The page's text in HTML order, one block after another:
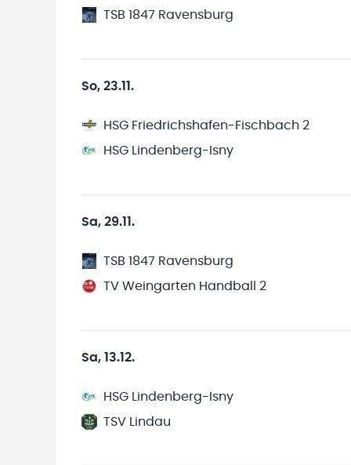
TSB 1847 Ravensburg
So, 23.11.
HSG Friedrichshafen-Fischbach 2
HSG Lindenberg-Isny
Sa, 29.11.
TSB 1847 Ravensburg
TV Weingarten Handball 2
Sa, 13.12.
HSG Lindenberg-Isny
TSV Lindau